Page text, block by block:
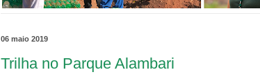
06 maio 2019
Trilha no Parque Alambari